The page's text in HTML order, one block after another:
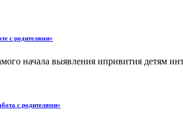
с родителями»
начала выявления ипривития детям
с родителями»